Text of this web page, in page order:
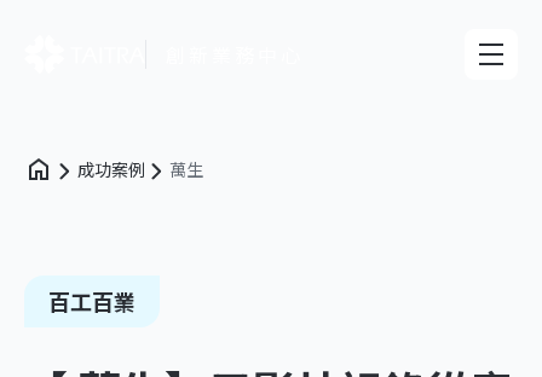
成功案例 萬生
百工百業